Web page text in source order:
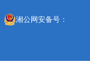
湘公网安备号：